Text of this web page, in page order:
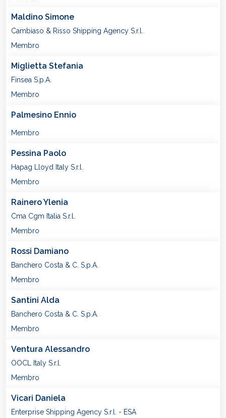
Maldino Simone
Cambiaso & Risso Shipping Agency S.r.l.
Membro
Miglietta Stefania
Finsea S.p.A.
Membro
Palmesino Ennio
Membro
Pessina Paolo
Hapag Lloyd Italy S.r.l.
Membro
Rainero Ylenia
Cma Cgm Italia S.r.l.
Membro
Rossi Damiano
Banchero Costa & C. S.p.A.
Membro
Santini Alda
Banchero Costa & C. S.p.A.
Membro
Ventura Alessandro
OOCL Italy S.r.l.
Membro
Vicari Daniela
Enterprise Shipping Agency S.r.l. - ESA